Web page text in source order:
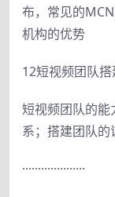
布，常见的
机构的优势
12短视频团队
短视频团队的
系；搭建团队
····················